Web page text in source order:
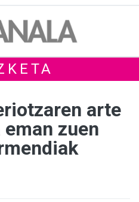
arte
zuen